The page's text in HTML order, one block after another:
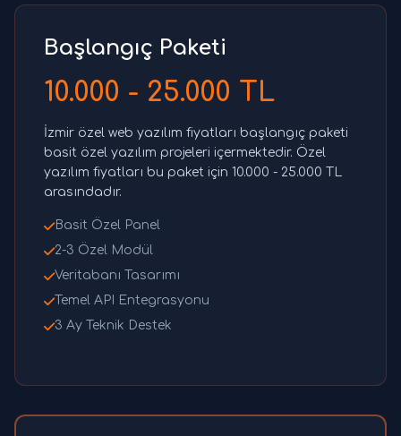
Başlangıç Paketi
10.000 - 25.000 TL
İzmir özel web yazılım fiyatları başlangıç paketi
basit özel yazılım projeleri içermektedir. Özel
yazılım fiyatları bu paket için 10.000 - 25.000 TL
arasındadır.
Basit Özel Panel
2-3 Özel Modül
Veritabanı Tasarımı
Temel API Entegrasyonu
3 Ay Teknik Destek